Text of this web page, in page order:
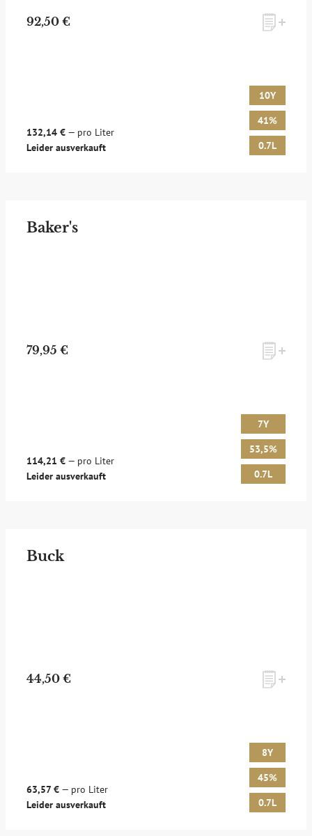
92,50 €
132,14 € — pro Liter
Leider ausverkauft
10Y
41%
0.7L
Baker's
79,95 €
114,21 € — pro Liter
Leider ausverkauft
7Y
53,5%
0.7L
Buck
44,50 €
63,57 € — pro Liter
Leider ausverkauft
8Y
45%
0.7L
Möchten Sie ein für Newsletter-Abonnenten exklusives
auf dem Laufenden gehalten werden? Dann melden Sie sich